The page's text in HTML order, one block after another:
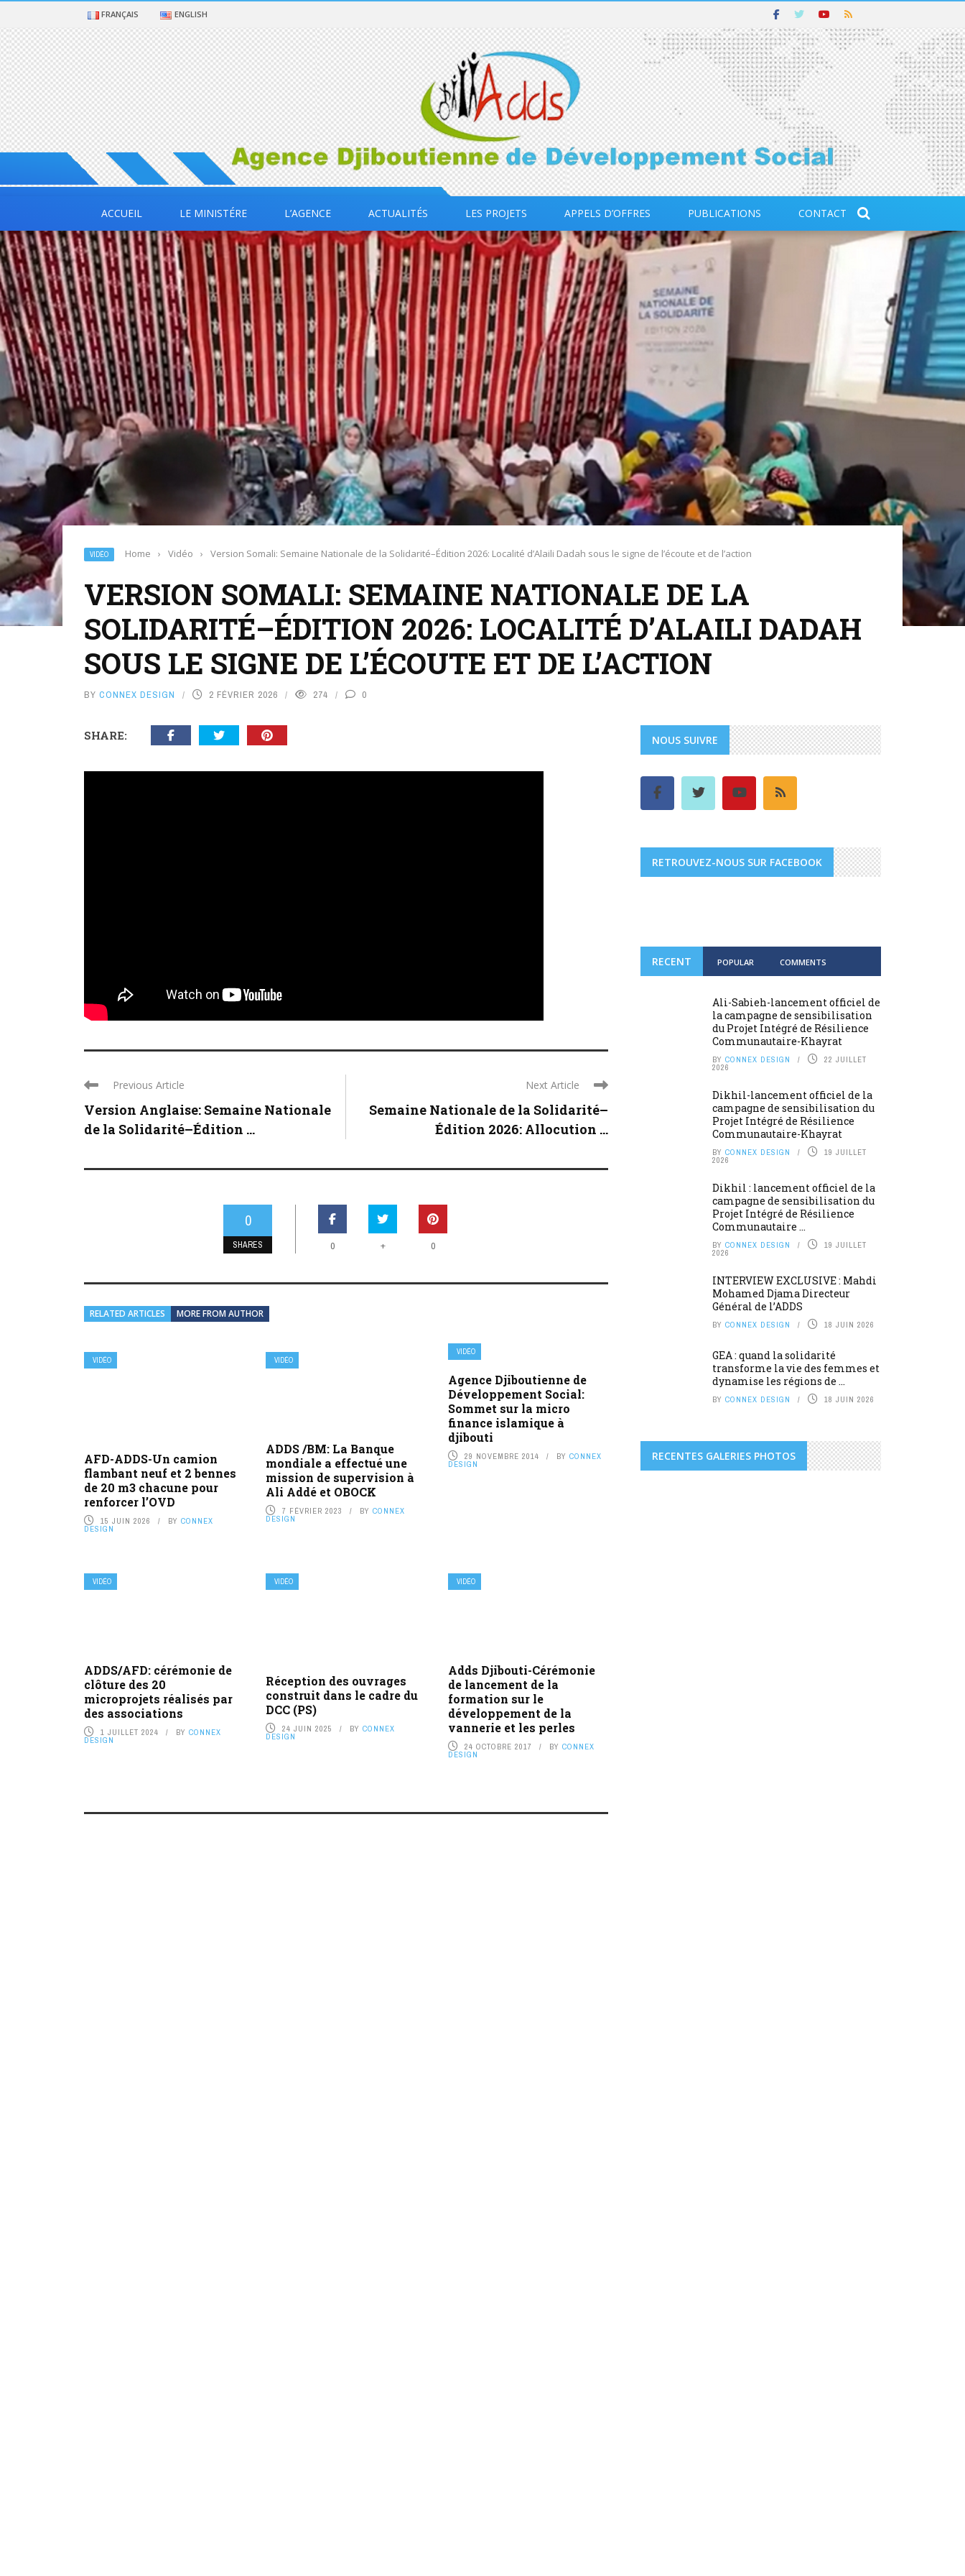
FRANÇAIS ENGLISH
ACCUEIL LE MINISTÉRE L’AGENCE ACTUALITÉS LES PROJETS APPELS D’OFFRES PUBLICATIONS CONTACT
VIDÉO Home › Vidéo › Version Somali: Semaine Nationale de la Solidarité–Édition 2026: Localité d’Alaili Dadah sous le signe de l’écoute et de l’action
VERSION SOMALI: SEMAINE NATIONALE DE LA
SOLIDARITÉ–ÉDITION 2026: LOCALITÉ D’ALAILI DADAH
SOUS LE SIGNE DE L’ÉCOUTE ET DE L’ACTION
BY CONNEX DESIGN 2 FÉVRIER 2026 274 0
SHARE:
Previous Article
Version Anglaise: Semaine Nationale
de la Solidarité–Édition ...
Next Article
Semaine Nationale de la Solidarité–
Édition 2026: Allocution ...
0
SHARES 0 + 0
RELATED ARTICLES MORE FROM AUTHOR
VIDÉO
AFD-ADDS-Un camion
flambant neuf et 2 bennes
de 20 m3 chacune pour
renforcer l’OVD
15 JUIN 2026 BY CONNEX
DESIGN
VIDÉO
ADDS /BM: La Banque
mondiale a effectué une
mission de supervision à
Ali Addé et OBOCK
7 FÉVRIER 2023 BYCONNEX
DESIGN
VIDÉO
Agence Djiboutienne de
Développement Social:
Sommet sur la micro
finance islamique à
djibouti
29 NOVEMBRE 2014 BY CONNEX
DESIGN
VIDÉO
ADDS/AFD: cérémonie de
clôture des 20
microprojets réalisés par
des associations
1 JUILLET 2024 BY CONNEX
DESIGN
VIDÉO
Réception des ouvrages
construit dans le cadre du
DCC (PS)
24 JUIN 2025 BYCONNEX
DESIGN
VIDÉO
Adds Djibouti-Cérémonie
de lancement de la
formation sur le
développement de la
vannerie et les perles
24 OCTOBRE 2017 BY CONNEX
DESIGN
NOUS SUIVRE
RETROUVEZ-NOUS SUR FACEBOOK
RECENT POPULAR COMMENTS
Ali-Sabieh-lancement officiel de
la campagne de sensibilisation
du Projet Intégré de Résilience
Communautaire-Khayrat
BY CONNEX DESIGN 22 JUILLET
2026
Dikhil-lancement officiel de la
campagne de sensibilisation du
Projet Intégré de Résilience
Communautaire-Khayrat
BY CONNEX DESIGN 19 JUILLET
2026
Dikhil : lancement officiel de la
campagne de sensibilisation du
Projet Intégré de Résilience
Communautaire ...
BY CONNEX DESIGN 19 JUILLET
2026
INTERVIEW EXCLUSIVE : Mahdi
Mohamed Djama Directeur
Général de l’ADDS
BY CONNEX DESIGN 18 JUIN 2026
GEA : quand la solidarité
transforme la vie des femmes et
dynamise les régions de ...
BY CONNEX DESIGN 18 JUIN 2026
RECENTES GALERIES PHOTOS